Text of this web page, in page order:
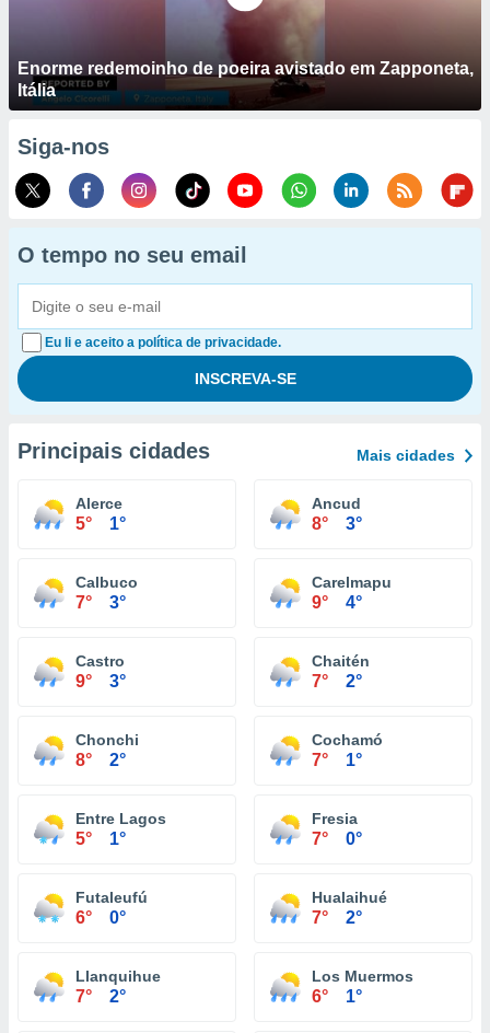
Enorme redemoinho de poeira avistado em Zapponeta,
Itália
Siga-nos
O tempo no seu email
Eu li e aceito a política de privacidade.
Principais cidades Mais cidades
Alerce
5° 1°
Ancud
8° 3°
Calbuco
7° 3°
Carelmapu
9° 4°
Castro
9° 3°
Chaitén
7° 2°
Chonchi
8° 2°
Cochamó
7° 1°
Entre Lagos
5° 1°
Fresia
7° 0°
Futaleufú
6° 0°
Hualaihué
7° 2°
Llanquihue
7° 2°
Los Muermos
6° 1°